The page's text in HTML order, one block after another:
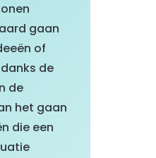
gaan
of
de
de
het gaan
die een